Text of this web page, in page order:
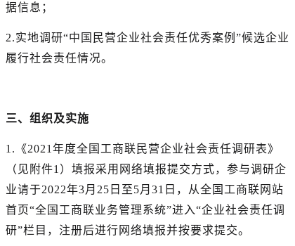
据信息；
2.实地调研“中国民营企业社会责任优秀案例”候选企业
履行社会责任情况。
三、组织及实施
1.《2021年度全国工商联民营企业社会责任调研表》
（见附件1）填报采用网络填报提交方式，参与调研企
业请于2022年3月25日至5月31日，从全国工商联网站
首页“全国工商联业务管理系统”进入“企业社会责任调
研”栏目，注册后进行网络填报并按要求提交。